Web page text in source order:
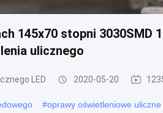
145x70 stopni
ulicznego
LED 2020-05-20
#oprawy oświetleniowe uliczne